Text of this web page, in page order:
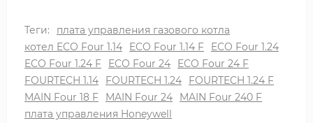
Теги:
плата управления газового котла
котел ECO Four 1.14
ECO Four 1.14 F
ECO Four 1.24
ECO Four 1.24 F
ECO Four 24
ECO Four 24 F
FOURTECH 1.14
FOURTECH 1.24
FOURTECH 1.24 F
MAIN Four 18 F
MAIN Four 24
MAIN Four 240 F
плата управления Honeywell